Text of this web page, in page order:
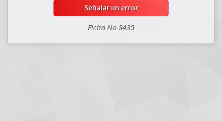
Señalar un error
Ficha No 8435